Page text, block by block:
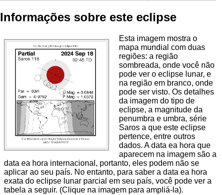
Informações sobre este eclipse
Esta imagem mostra o
mapa mundial com duas
regiões: a região
sombreada, onde você não
pode ver o eclipse lunar, e
na região em branco, onde
pode ser visto. Os detalhes
da imagem do tipo de
eclipse, a magnitude da
penumbra e umbra, série
Saros a que este eclipse
pertence, entre outros
dados. A data ea hora que
aparecem na imagem são a
data ea hora internacional, portanto, eles podem não se
aplicar ao seu país. No entanto, para saber a data ea hora
exata do eclipse lunar parcial em seu país, você pode ver a
tabela a seguir. (Clique na imagem para ampliá-la).